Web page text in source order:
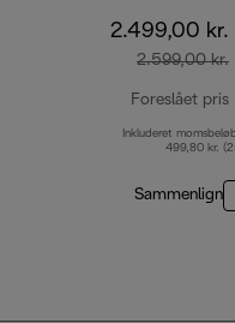
2.499,00 kr.
2.599,00 kr.
Foreslået pris
Inkluderet
499,80 kr.
Sammenlign